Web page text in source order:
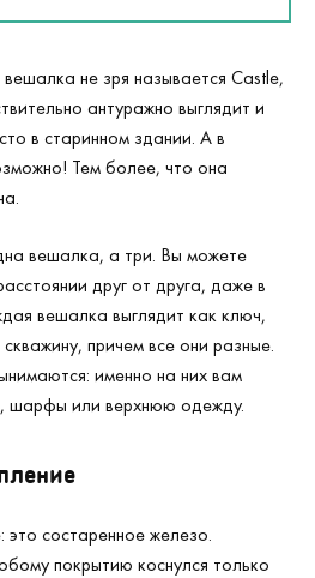
не зря называется Castle,
антуражно выглядит и
в старинном здании. А в
Тем более, что она
вешалка, а три. Вы можете
друг от друга, даже в
вешалка выглядит как ключ,
причем все они разные.
именно на них вам
шарфы или верхнюю одежду.
состаренное железо.
покрытию коснулся только